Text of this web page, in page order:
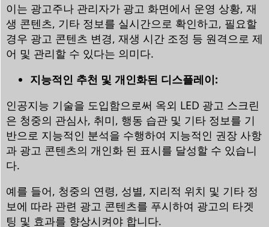
이는 광고주나 관리자가 광고 화면에서 운영 상황, 재
생 콘텐츠, 기타 정보를 실시간으로 확인하고, 필요할
경우 광고 콘텐츠 변경, 재생 시간 조정 등 원격으로 제
어 및 관리할 수 있다는 의미다.
지능적인 추천 및 개인화된 디스플레이:
인공지능 기술을 도입함으로써 옥외 LED 광고 스크린
은 청중의 관심사, 취미, 행동 습관 및 기타 정보를 기
반으로 지능적인 분석을 수행하여 지능적인 권장 사항
과 광고 콘텐츠의 개인화 된 표시를 달성할 수 있습니
다.
예를 들어, 청중의 연령, 성별, 지리적 위치 및 기타 정
보에 따라 관련 광고 콘텐츠를 푸시하여 광고의 타겟
팅 및 효과를 향상시켜야 합니다.